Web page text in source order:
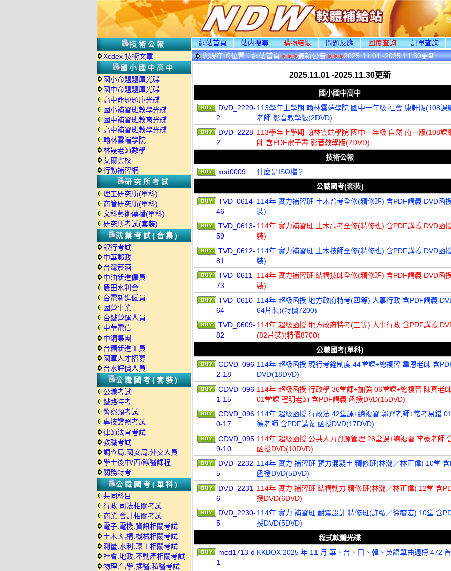
技術公報
Xcdex 技術文章
國小國中高中
國小命題題庫光碟
國中命題題庫光碟
高中命題題庫光碟
國小補習班教學光碟
國中補習班教育光碟
高中補習班教學光碟
翰林雲端學院
林晟老師數學
艾爾雲校
行動補習網
研究所考試
理工研究所(單科)
商管研究所(單科)
文科藝術傳播(單科)
研究所考試(套裝)
就業考試(合集)
銀行考試
中華郵政
台灣菸酒
中油新進僱員
農田水利會
台電新進僱員
國營事業
台鐵營運人員
中華電信
中鋼集團
台糖新進工員
國軍人才招募
台水評價人員
公職國考(套裝)
公職考試
鐵路特考
警察類考試
專技證照考試
律師法官考試
教職考試
調查局.國安局.外交人員
學士後中/西/獸醫課程
關務特考
公職國考(單科)
共同科目
行政.司法相關考試
商業.會計相關考試
電子.電機.資訊相關考試
土木.結構.機械相關考試
測量.水利.環工相關考試
社會.地政.不動產相關考試
物理.化學.插醫.私醫考試
網站首頁 站内搜尋 購物結帳 問題反應 回覆查詢 訂單查詢
您現在的位置：網站首頁 最新公告 2025.11.01 -2025.11.30更新
2025.11.01 -2025.11.30更新
國小國中高中
DVD_2229-
2
113學年上學期 翰林雲端學院 國中一年級 社會 康軒版(108課
老師 影音教學版(2DVD)
DVD_2228-
2
113學年上學期 翰林雲端學院 國中一年級 自然 南一版(108課
師 含PDF電子書 影音教學版(2DVD)
技術公報
xcd0009
什麼是ISO檔？
公職國考(套裝)
TVD_0614-
46
114年 實力補習班 土木普考全修(精修班) 含PDF講義 DVD函
裝)
TVD_0613-
59
114年 實力補習班 土木高考全修(精修班) 含PDF講義 DVD函
裝)
TVD_0612-
81
114年 實力補習班 土木技師全修(精修班) 含PDF講義 DVD函
裝)
TVD_0611-
73
114年 實力補習班 結構技師全修(精修班) 含PDF講義 DVD函
裝)
TVD_0610-
64
114年 超級函授 地方政府特考(四等) 人事行政 含PDF講義
64片裝)(特價7200)
TVD_0609-
82
114年 超級函授 地方政府特考(三等) 人事行政 含PDF講義
(82片裝)(特價8700)
公職國考(單科)
CDVD_096
2-18
114年 超級函授 現行考銓制度 44堂課+總複習 韋恩老師 含
DVD(18DVD)
CDVD_096
1-15
114年 超級函授 行政學 36堂課+加強 06堂課+總複習 陳真老
01堂課 程明老師 含PDF講義 函授DVD(15DVD)
CDVD_096
0-17
114年 超級函授 行政法 42堂課+總複習 郭羿老師+常考易錯
德老師 含PDF講義 函授DVD(17DVD)
CDVD_095
9-10
114年 超級函授 公共人力資源管理 28堂課+總複習 李豪老師
函授DVD(10DVD)
DVD_2232-
5
114年 實力 補習班 預力混凝土 精修班(林瀚／林正偉) 10堂
函授DVD(5DVD)
DVD_2231-
6
114年 實力 補習班 結構動力 精修班(林瀚／林正偉) 12堂 含
授DVD(6DVD)
DVD_2230-
5
114年 實力 補習班 耐震設計 精修班(許弘／徐毓宏) 10堂 含
授DVD(5DVD)
程式軟體光碟
mcd1713-d
1
KKBOX 2025 年 11 月 華、台、日、韓、英語單曲週榜 472 首